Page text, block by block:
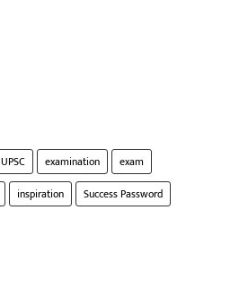
UPSC examination
exam
inspiration
Success Password